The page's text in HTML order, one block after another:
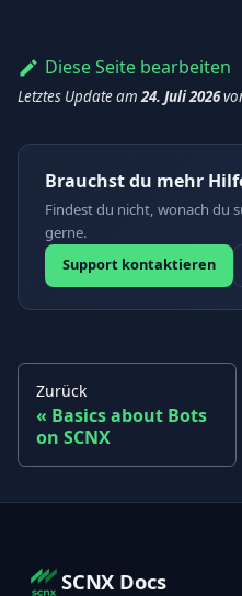
Diese Seite bearbeiten
Letztes Updateam 24. Juli 2026
Brauchst du mehr
Findest du nicht, wonach du
gerne.
Support kontaktieren
Zurück
Basics about Bots
on SCNX
SCNX Docs